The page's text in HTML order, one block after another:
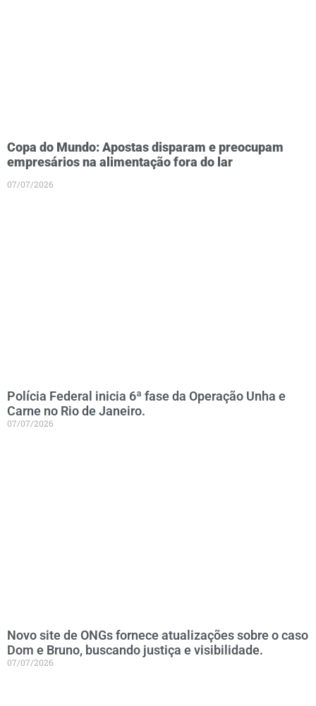
Copa do Mundo: Apostas disparam e preocupam
empresários na alimentação fora do lar
07/07/2026
Polícia Federal inicia 6ª fase da Operação Unha e
Carne no Rio de Janeiro.
07/07/2026
Novo site de ONGs fornece atualizações sobre o caso
Dom e Bruno, buscando justiça e visibilidade.
07/07/2026